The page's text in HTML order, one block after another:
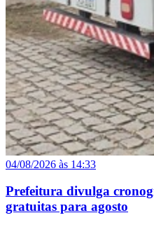
04/08/2026 às 14:33
Prefeitura divulga
gratuitas para agosto